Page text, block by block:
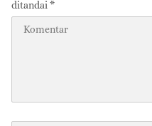
ditandai *